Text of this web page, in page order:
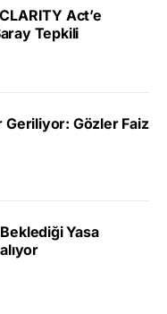
Act’e
Tepkili
Geriliyor: Gözler Faiz
Yasa